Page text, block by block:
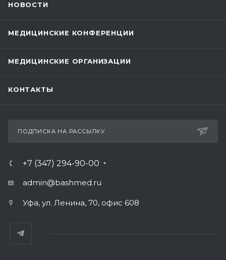
НОВОСТИ
МЕДИЦИНСКИЕ КОНФЕРЕНЦИИ
МЕДИЦИНСКИЕ ОРГАНИЗАЦИИ
КОНТАКТЫ
ПОДПИСКА НА РАССЫЛКУ
+7 (347) 294-90-00
admin@bashmed.ru
Уфа, ул. Ленина, 70, офис 608